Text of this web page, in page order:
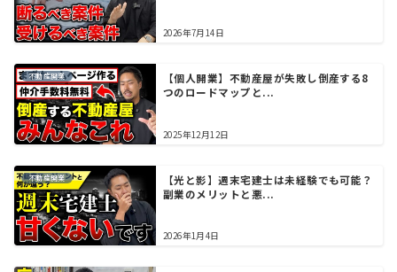
2026年7月14日
不動産開業
【個人開業】不動産屋が失敗し倒産する8
つのロードマップと...
2025年12月12日
不動産開業
【光と影】週末宅建士は未経験でも可能？
副業のメリットと悪...
2026年1月4日